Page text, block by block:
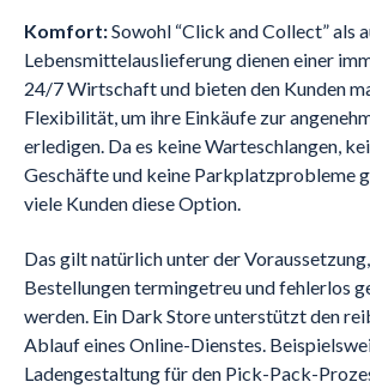
Komfort:Sowohl “Click and Collect” als
Lebensmittelauslieferung dienen einer
24/7 Wirtschaft und bieten den Kunden
Flexibilität, um ihre Einkäufe zur
erledigen. Da es keine Warteschlangen,
Geschäfte und keine Parkplatzprobleme
viele Kunden diese Option.
Das gilt natürlich unter der
Bestellungen termingetreu und fehlerlos
werden. Ein Dark Store unterstützt den
Ablauf eines Online-Dienstes.
Ladengestaltung für den Pick-Pack-